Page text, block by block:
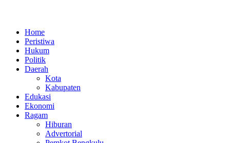
Ekonomi
Home
Peristiwa
Hukum
Politik
Daerah
Kota
Kabupaten
Edukasi
Ekonomi
Ragam
Hiburan
Advertorial